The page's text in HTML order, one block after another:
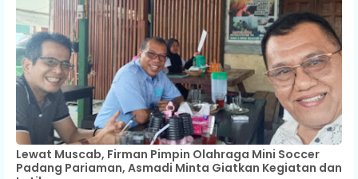
Lewat Muscab, Firman Pimpin Olahraga Mini Soccer
Padang Pariaman, Asmadi Minta Giatkan Kegiatan dan